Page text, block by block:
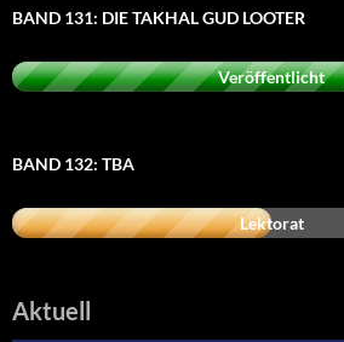
BAND 131: DIE TAKHAL GUD LOOTER
Veröffentlicht
BAND 132: TBA
Lektorat
Aktuell